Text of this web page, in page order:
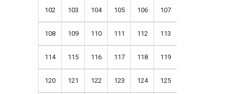
102 103 104 105 106 107
108 109 110 111 112 113
114 115 116 117 118 119
120 121 122 123 124 125